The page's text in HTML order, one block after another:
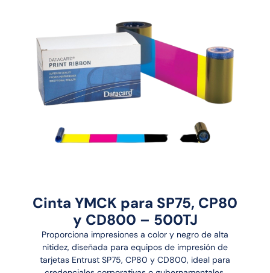
Cinta YMCK para SP75, CP80
y CD800 – 500TJ
Proporciona impresiones a color y negro de alta
nitidez, diseñada para equipos de impresión de
tarjetas Entrust SP75, CP80 y CD800, ideal para